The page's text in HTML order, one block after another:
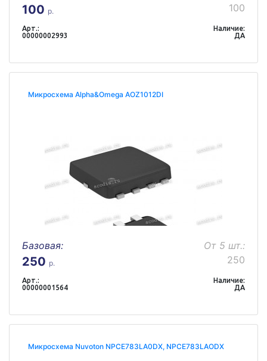
100 р.
100
Арт.:
00000002993
Наличие:
ДА
Микросхема Alpha&Omega AOZ1012DI
Базовая:
250 р.
От 5 шт.:
250
Арт.:
00000001564
Наличие:
ДА
Микросхема Nuvoton NPCE783LA0DX, NPCE783LAODX